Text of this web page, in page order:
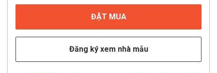
ĐẶT MUA
Đăng ký xem nhà mẫu